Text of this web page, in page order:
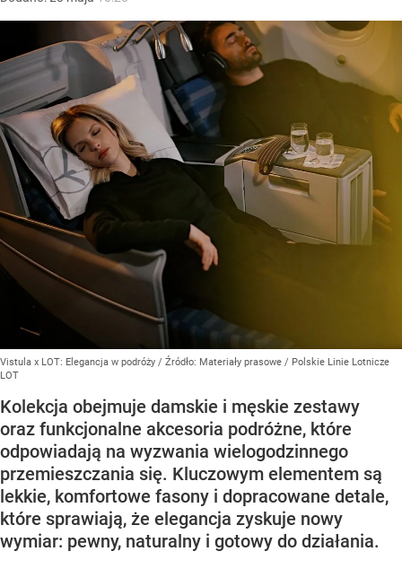
Vistula x LOT: Elegancja w podróży / Źródło: Materiały prasowe / Polskie Linie Lotnicze
LOT
Kolekcja obejmuje damskie i męskie zestawy
oraz funkcjonalne akcesoria podróżne, które
odpowiadają na wyzwania wielogodzinnego
przemieszczania się. Kluczowym elementem są
lekkie, komfortowe fasony i dopracowane detale,
które sprawiają, że elegancja zyskuje nowy
wymiar: pewny, naturalny i gotowy do działania.